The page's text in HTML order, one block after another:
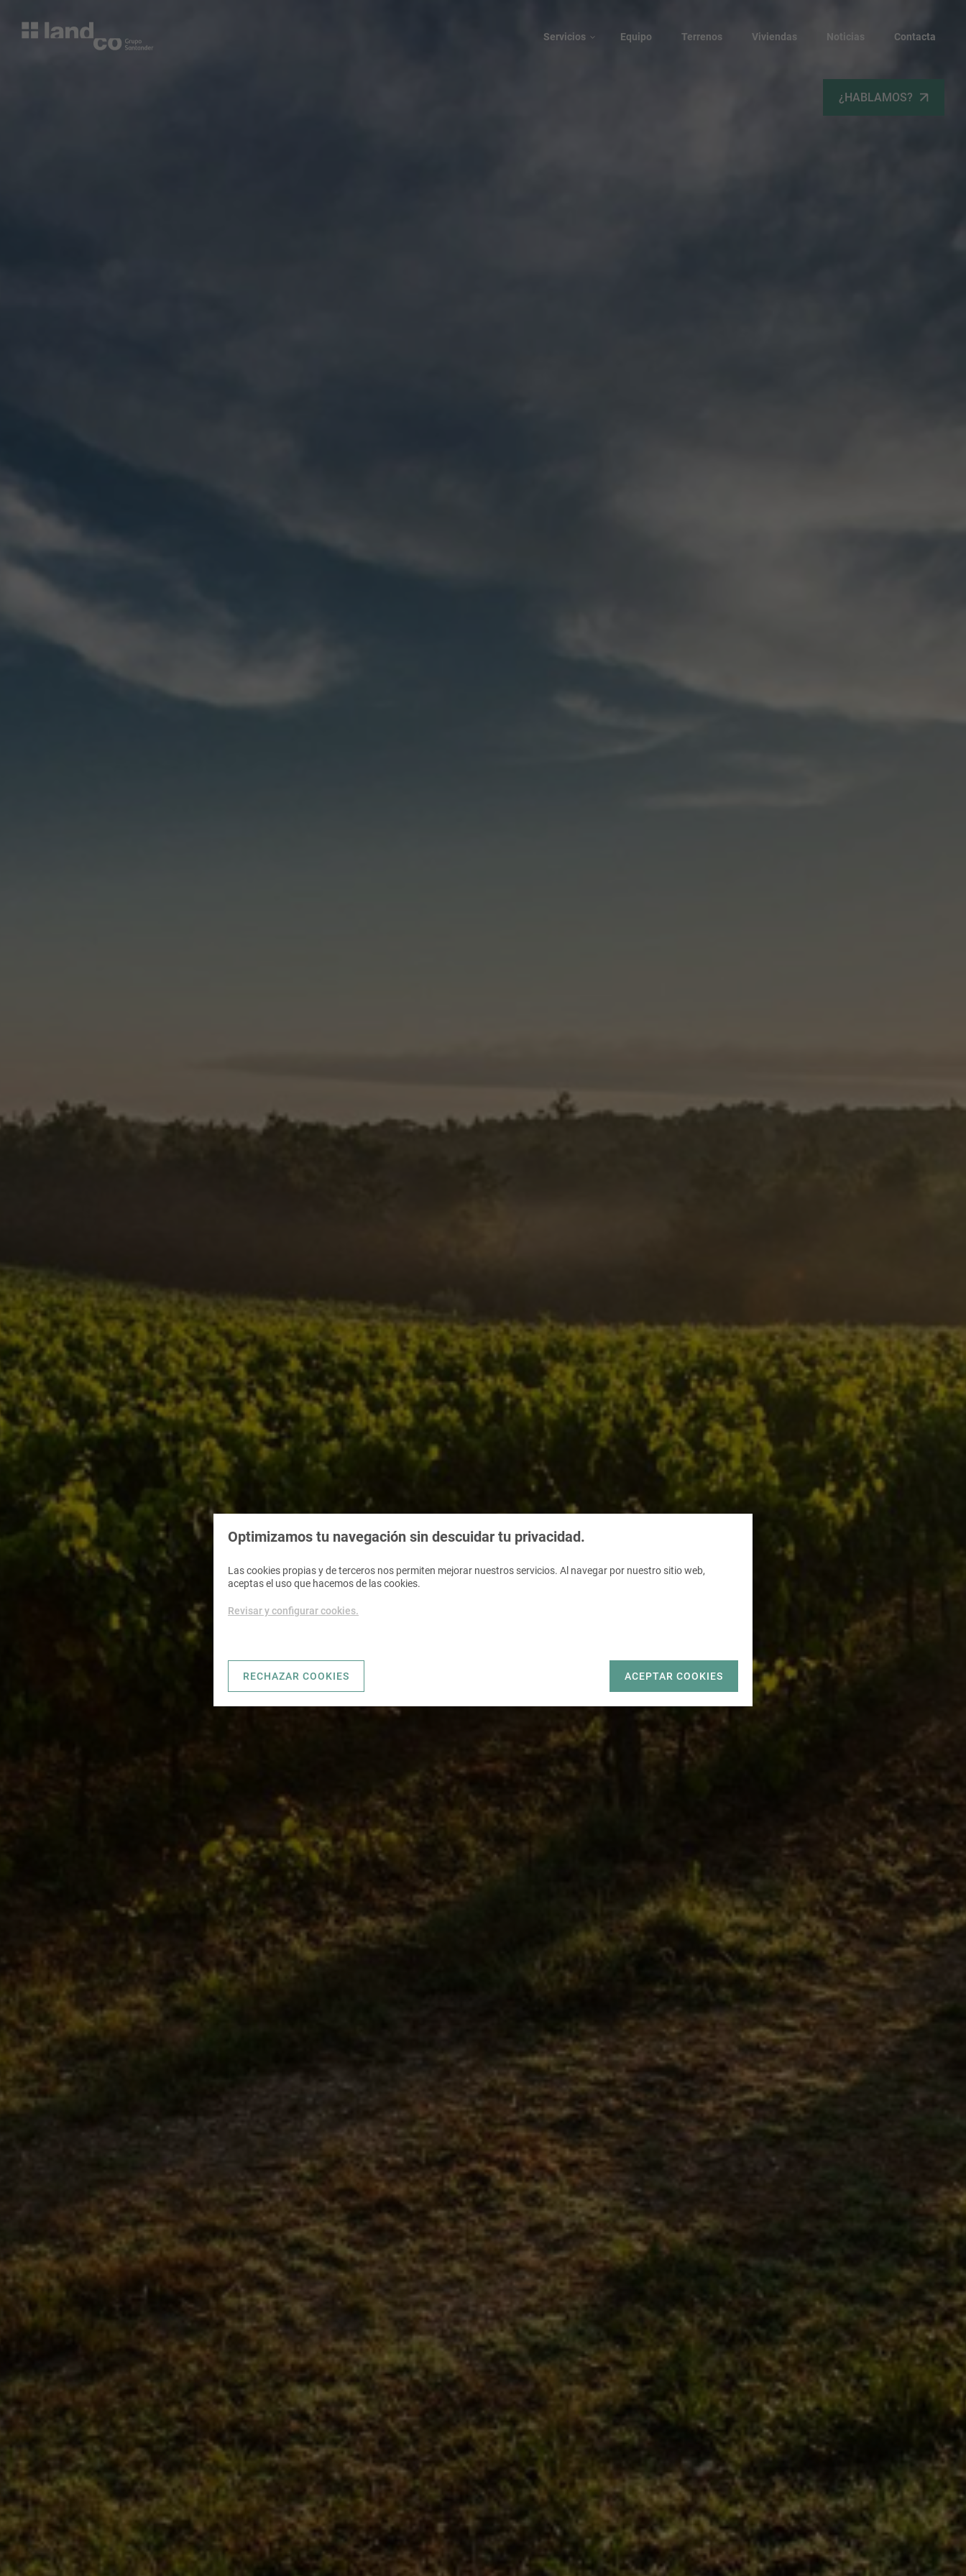
Servicios Equipo Terrenos Viviendas Noticias Contacta
¿HABLAMOS?
Optimizamos tu navegación sin descuidar tu privacidad.
Las cookies propias y de terceros nos permiten mejorar nuestros servicios. Al navegar por nuestro sitio web,
aceptas el uso que hacemos de las cookies.
Revisar y configurar cookies.
RECHAZAR COOKIES ACEPTAR COOKIES